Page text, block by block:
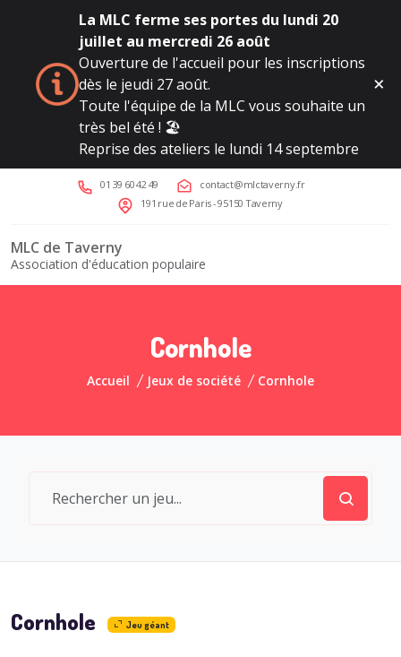
La MLC ferme ses portes du lundi 20
juillet au mercredi 26 août
Ouverture de l'accueil pour les inscriptions
dès le jeudi 27 août.
Toute l'équipe de la MLC vous souhaite un
très bel été ! 🏖️
Reprise des ateliers le lundi 14 septembre
01 39 60 42 49
contact@mlctaverny.fr
191 rue de Paris - 95150 Taverny
MLC de Taverny
Association d'éducation populaire
Cornhole
Accueil Jeux de société Cornhole
Cornhole Jeu géant